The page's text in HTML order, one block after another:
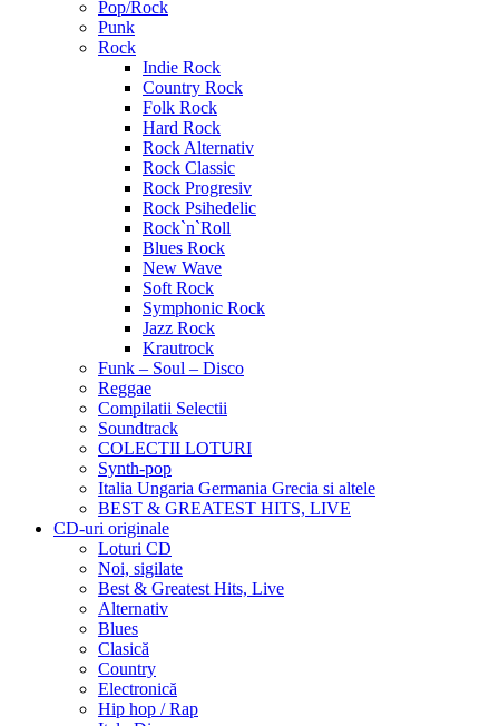
Pop/Rock
Punk
Rock
Indie Rock
Country Rock
Folk Rock
Hard Rock
Rock Alternativ
Rock Classic
Rock Progresiv
Rock Psihedelic
Rock`n`Roll
Blues Rock
New Wave
Soft Rock
Symphonic Rock
Jazz Rock
Krautrock
Funk – Soul – Disco
Reggae
Compilatii Selectii
Soundtrack
COLECTII LOTURI
Synth-pop
Italia Ungaria Germania Grecia si altele
BEST & GREATEST HITS, LIVE
CD-uri originale
Loturi CD
Noi, sigilate
Best & Greatest Hits, Live
Alternativ
Blues
Clasică
Country
Electronică
Hip hop / Rap